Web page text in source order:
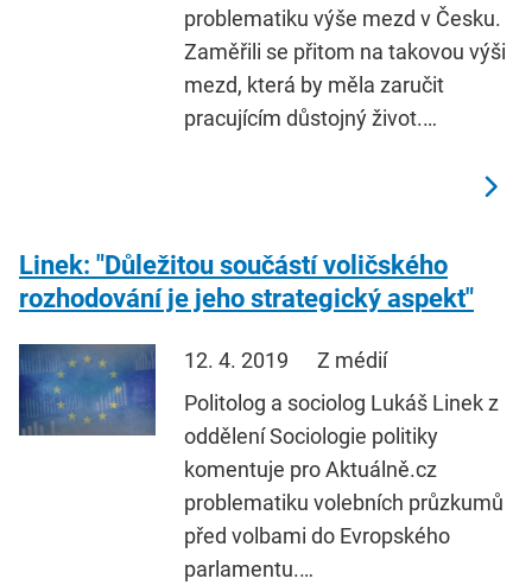
problematiku výše mezd v Česku.
Zaměřili se přitom na takovou výši
mezd, která by měla zaručit
pracujícím důstojný život.…
Linek: "Důležitou součástí voličského
rozhodování je jeho strategický aspekt"
12. 4. 2019
Z médií
Politolog a sociolog Lukáš Linek z
oddělení Sociologie politiky
komentuje pro Aktuálně.cz
problematiku volebních průzkumů
před volbami do Evropského
parlamentu.…